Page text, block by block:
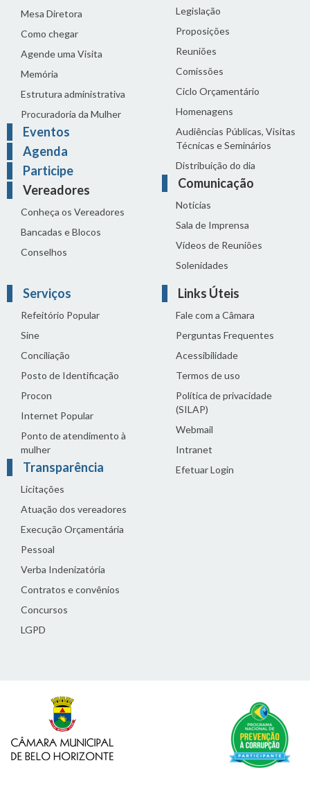
Mesa Diretora
Como chegar
Agende uma Visita
Memória
Estrutura administrativa
Procuradoria da Mulher
Eventos
Agenda
Participe
Vereadores
Conheça os Vereadores
Bancadas e Blocos
Conselhos
Legislação
Proposições
Reuniões
Comissões
Ciclo Orçamentário
Homenagens
Audiências Públicas, Visitas
Técnicas e Seminários
Distribuição do dia
Comunicação
Notícias
Sala de Imprensa
Vídeos de Reuniões
Solenidades
Serviços
Refeitório Popular
Sine
Conciliação
Posto de Identificação
Procon
Internet Popular
Ponto de atendimento à
mulher
Transparência
Licitações
Atuação dos vereadores
Execução Orçamentária
Pessoal
Verba Indenizatória
Contratos e convênios
Concursos
LGPD
Links Úteis
Fale com a Câmara
Perguntas Frequentes
Acessibilidade
Termos de uso
Política de privacidade
(SILAP)
Webmail
Intranet
Efetuar Login